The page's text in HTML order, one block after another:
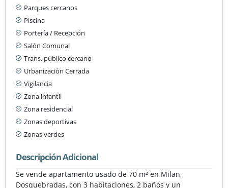
Parques cercanos
Piscina
Portería / Recepción
Salón Comunal
Trans. público cercano
Urbanización Cerrada
Vigilancia
Zona infantil
Zona residencial
Zonas deportivas
Zonas verdes
Descripción Adicional
Se vende apartamento usado de 70 m² en Milan,
Dosquebradas, con 3 habitaciones, 2 baños y un